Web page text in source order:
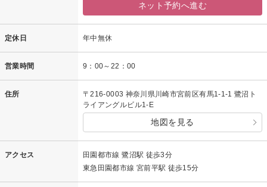
ネット予約へ進む
定休日 年中無休
営業時間 9：00～22：00
住所
〒216-0003 神奈川県川崎市宮前区有馬1-1-1 鷺沼ト
ライアングルビル1-E
地図を見る
アクセス
田園都市線 鷺沼駅 徒歩3分
東急田園都市線 宮前平駅 徒歩15分